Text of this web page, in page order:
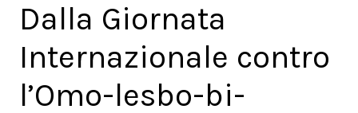
Dalla Giornata
Internazionale contro
l’Omo-lesbo-bi-